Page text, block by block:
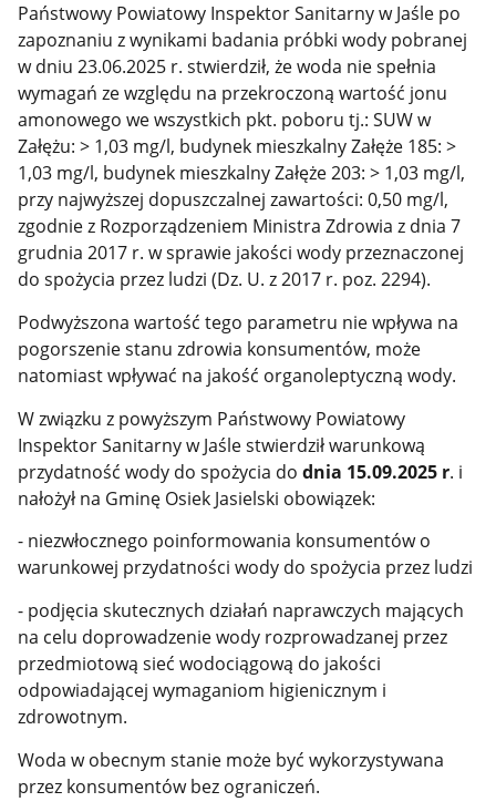
Państwowy Powiatowy Inspektor Sanitarny w Jaśle po
zapoznaniu z wynikami badania próbki wody pobranej
w dniu 23.06.2025 r. stwierdził, że woda nie spełnia
wymagań ze względu na przekroczoną wartość jonu
amonowego we wszystkich pkt. poboru tj.: SUW w
Załężu: > 1,03 mg/l, budynek mieszkalny Załęże 185: >
1,03 mg/l, budynek mieszkalny Załęże 203: > 1,03 mg/l,
przy najwyższej dopuszczalnej zawartości: 0,50 mg/l,
zgodnie z Rozporządzeniem Ministra Zdrowia z dnia 7
grudnia 2017 r. w sprawie jakości wody przeznaczonej
do spożycia przez ludzi (Dz. U. z 2017 r. poz. 2294).
Podwyższona wartość tego parametru nie wpływa na
pogorszenie stanu zdrowia konsumentów, może
natomiast wpływać na jakość organoleptyczną wody.
W związku z powyższym Państwowy Powiatowy
Inspektor Sanitarny w Jaśle stwierdził warunkową
przydatność wody do spożycia dodnia 15.09.2025 r. i
nałożył na Gminę Osiek Jasielski obowiązek:
- niezwłocznego poinformowania konsumentów o
warunkowej przydatności wody do spożycia przez ludzi
- podjęcia skutecznych działań naprawczych mających
na celu doprowadzenie wody rozprowadzanej przez
przedmiotową sieć wodociągową do jakości
odpowiadającejwymaganiom higienicznym i
zdrowotnym.
Woda w obecnym stanie może być wykorzystywana
przez konsumentów bez ograniczeń.